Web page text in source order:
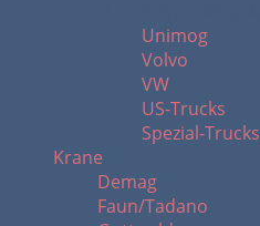
Unimog
Volvo
VW
US-Trucks
Spezial-Trucks
Krane
Demag
Faun/Tadano